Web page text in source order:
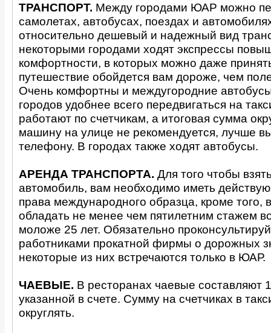
ТРАНСПОРТ. Между городами ЮАР можно
самолетах, автобусах, поездах и
относительно дешевый и надежный вид
некоторыми городами ходят экспрессы
комфортности, в которых можно даже
путешествие обойдется вам дороже, чем
Очень комфортны и междугородние
городов удобнее всего передвигаться на
работают по счетчикам, а итоговая сумма
машину на улице не рекомендуется, лучше
телефону. В городах также ходят автобусы.
АРЕНДА ТРАНСПОРТА. Для того чтобы
автомобиль, вам необходимо иметь
права международного образца, кроме того,
обладать не менее чем пятилетним стажем
моложе 25 лет. Обязательно
работниками прокатной фирмы о дорожных
некоторые из них встречаются только в ЮАР.
ЧАЕВЫЕ. В ресторанах чаевые составляют
указанной в счете. Сумму на счетчиках в
округлять.